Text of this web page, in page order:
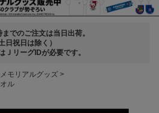
でのご注文は当日出荷。
土日祝日は除く）
ＪリーグIDが必要です。
モリアルグッズ
ル